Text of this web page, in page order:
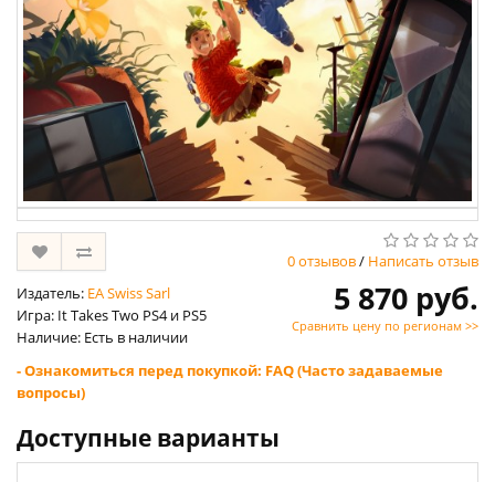
0 отзывов/ Написать отзыв
Издатель: EA Swiss Sarl
Игра: It Takes Two PS4 и PS5
Наличие: Есть в наличии
5 870 руб.
Сравнить цену по регионам >>
- Ознакомиться перед покупкой: FAQ (Часто задаваемые
вопросы)
Доступные варианты